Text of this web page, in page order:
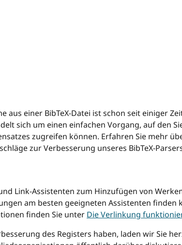
aus einer BibTeX-Datei ist schon seit einiger
sich um einen einfachen Vorgang, auf den
zugreifen können. Erfahren Sie mehr
zur Verbesserung unseres BibTeX-
Link-Assistenten zum Hinzufügen von
am besten geeigneten Assistenten finden
finden Sie unter Die Verlinkung
des Registers haben, laden wir Sie